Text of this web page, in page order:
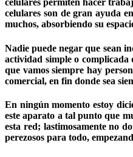
celulares permiten hacer
celulares son de gran ayuda
muchos, absorbiendo su
Nadie puede negar que sean
actividad simple o complicada
que vamos siempre hay
comercial, en fin donde sea
En ningún momento estoy
este aparato a tal punto que
esta red; lastimosamente no
perezosos para todo,